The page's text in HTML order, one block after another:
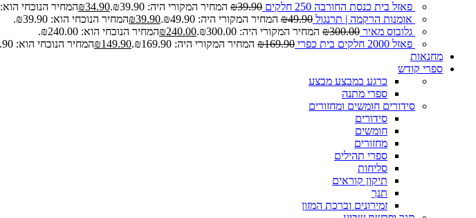
פאזל בית כנסת החורבה 250 חלקים ₪39.90 המחיר המקורי היה: ₪39.90. ₪34.90
המחיר הנוכחי הוא: ₪34.90.
אומנות הרקמה | תרנגול
₪49.90 המחיר המקורי היה: ₪49.90. ₪39.90
המחיר הנוכחי הוא: ₪39.90.
גלובוס מאיר
₪300.00 המחיר המקורי היה: ₪300.00. ₪240.00
המחיר הנוכחי הוא: ₪240.00.
פאזל 2000 חלקים בית כפרי
₪169.90 המחיר המקורי היה: ₪169.90. ₪149.90
המחיר הנוכחי הוא: ₪149.90.
מחנאות
ספרי קודש
כרגע במבצע מבצע
ספרי מתנה
סידורים חומשים ומחזורים
סידורים
חומשים
מחזורים
ספרי תהילים
סליחות
תיקון קוראים
תנך
זמירונים וברכת המזון